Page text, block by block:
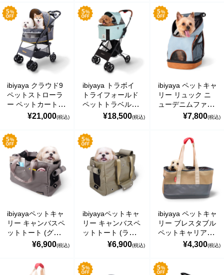
ーンズ) 耐荷重約
20kg おすすめ 多
頭 中型犬 小型犬
ブランド おしゃれ
New CLEO Travel
System Pet
Stroller イビヤヤ
FS2191
ピンク) 耐荷重約
20kg おすすめ 多
頭 中型犬 小型犬
ブランド おしゃれ
New CLEO Travel
System Pet
Stroller イビヤヤ
FS2191
すすめ 多頭 中型
犬 小型犬 ブラン
ド おしゃれ おで
かけ Cloud 9 Pet
Stroller イビヤヤ
FS2010
ibiyaya クラウド9
ペットストローラ
ー ペットカート
(マスタードイエロ
おすすめ 多頭 中
型犬 小型犬 ブラ
ンド おしゃれ お
でかけ Cloud 9
Pet Stroller イビヤ
ヤ FS2010
¥21,000(税込)
ibiyaya トラボイ
トライフォールド
ペットトラベルシ
ステム 3WAY ペッ
ミント) 耐荷重約
15kg おすすめ 多
頭 中型犬 小型犬
分離型 ブランド
おしゃれ 4輪
Travois Tri-fold
Pet Travel System
イビヤヤ FS2011
¥18,500(税込)
ibiyaya ペットキャ
リー リュック ニ
ューデニムファン
ライトウェイト ペ
おしゃれ 小型犬
猫 軽量 折りたた
み New Denim
Fun Lightweight
Pet Backpack イビ
ヤヤ FC2131
¥7,800(税込)
ibiyayaペットキャ
リー キャンバスペ
ットトート (グレ
ー) 軽量 折りたた
ーバッグ Canvas
¥6,900(税込)
ibiyayaペットキャ
リー キャンバスペ
ットトート (ライ
トグリーン) 軽量
め トートバッグ
ショルダーバッグ
¥6,900(税込)
ibiyaya ペットキャ
リー ブレスタブル
ペットキャリア
(カーキ) トートバ
たみ おすすめ シ
ョルダーバッグ
¥4,300(税込)
価格から探す
￥0 ～￥999
￥1,000 ～￥1,999
￥3,000 ～￥3,999
￥5,000 ～￥9,999
￥10,000～
個人情報の取り扱いについて 特定商取引法に関する表示